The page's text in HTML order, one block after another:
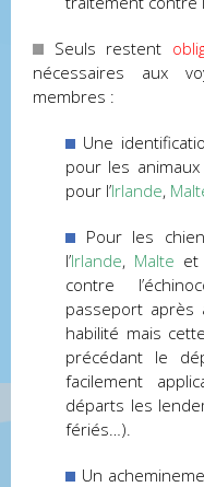
Seuls restent
nécessaires aux
membres :
Une
pour les
pour l’Irlande,
Pour les
l’Irlande, Malte et
contre
passeport après
habilité mais
précédant le
facilement
départs les
fériés…).
Un